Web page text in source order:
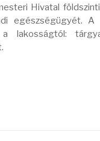
Hivatal
egészségügyét.